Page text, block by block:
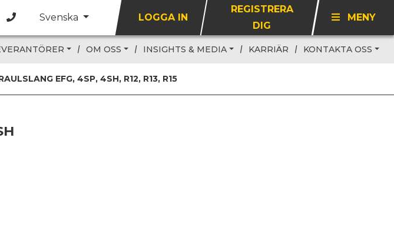
Svenska LOGGA IN
REGISTRERA
DIG
MENY
OM OSS INSIGHTS & MEDIA KARRIÄR KONTAKTA OSS
EFG, 4SP, 4SH, R12, R13, R15